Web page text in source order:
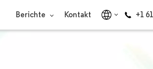
Berichte Kontakt +1